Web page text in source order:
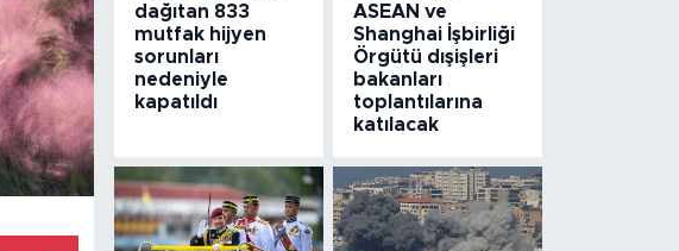
dağıtan 833
mutfak hijyen
sorunları
nedeniyle
kapatıldı
ASEAN ve
Shanghai İşbirliği
Örgütü dışişleri
bakanları
toplantılarına
katılacak